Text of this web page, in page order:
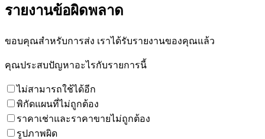
รายงานข้อผิดพลาด
ขอบคุณสำหรับการส่ง เราได้รับรายงานของคุณแล้ว
คุณประสบปัญหาอะไรกับรายการนี้
ไม่สามารถใช้ได้อีก
พิกัดแผนที่ไม่ถูกต้อง
ราคาเช่าและราคาขายไม่ถูกต้อง
รูปภาพผิด